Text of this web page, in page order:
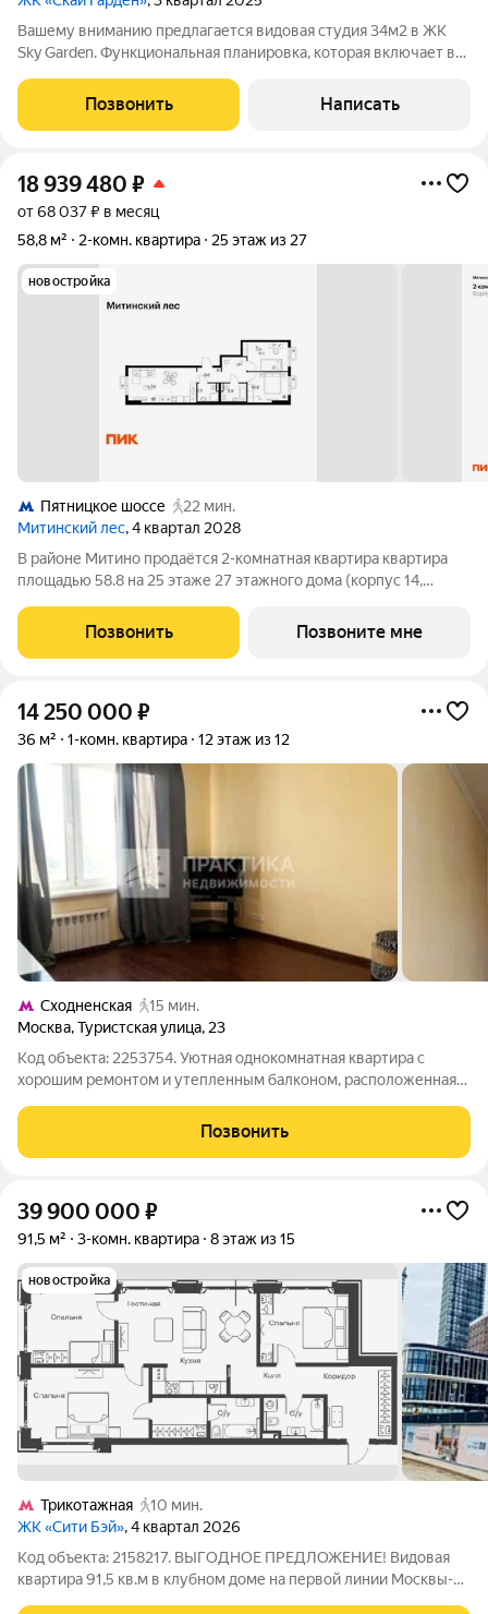
Вашему вниманию предлагается видовая студия 34м2 в ЖК
Sky Garden. Функциональная планировка, которая включает в
гардеробная; лоджия; Квартира в чистовой отделке, что
предоставляет возможность
Позвонить Написать
18 939 480 ₽
от 68 037 ₽ в месяц
58,8 м²
2-комн. квартира 25 этаж из 27
новостройка
Пятницкое шоссе
22 мин.
Митинский лес, 4 квартал 2028
В районе Митино продаётся 2-комнатная квартира квартира
площадью 58.8 на 25 этаже 27 этажного дома (корпус 14,
расположение 20 минут пешком до станции метро
«Пятницкое шоссе». 8 минут на автомобиле до
Позвонить Позвоните мне
14 250 000 ₽
36 м² 1-комн. квартира 12 этаж из 12
Сходненская
15 мин.
Москва,Туристская улица, 23
Код объекта: 2253754. Уютная однокомнатная квартира с
хорошим ремонтом и утепленным балконом, расположенная
м. Квартира продается с мебелью, что позволяет сразу заехать
и жить без
Позвонить
39 900 000 ₽
91,5 м² 3-комн. квартира 8 этаж из 15
новостройка
Трикотажная
10 мин.
ЖК «Сити Бэй», 4 квартал 2026
Код объекта: 2158217. ВЫГОДНОЕ ПРЕДЛОЖЕНИЕ! Видовая
квартира 91,5 кв.м в клубном доме на первой линии Москвы-